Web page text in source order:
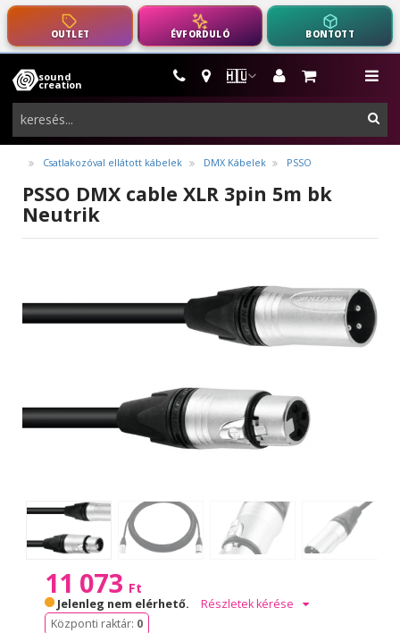
OUTLET ÉVFORDULÓ BONTOTT
🇭🇺
sound
creation
hangszerek,
pro-
audio
felszerelés
Csatlakozóval ellátott kábelek DMX Kábelek PSSO
PSSO DMX cable XLR 3pin 5m bk
Neutrik
11 073 Ft
Jelenleg nem elérhető.
Részletek kérése
Központi raktár: 0